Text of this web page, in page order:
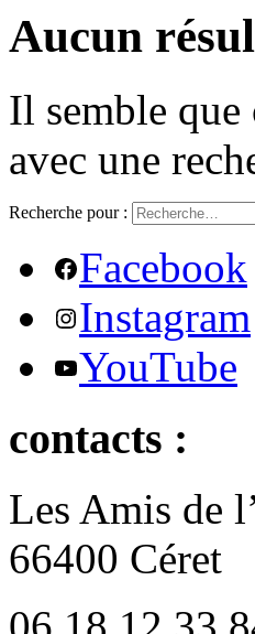
Aucun
Il semble que
avec une
Recherche pour :
Facebook
Instagram
YouTube
contacts :
Les Amis de
66400 Céret